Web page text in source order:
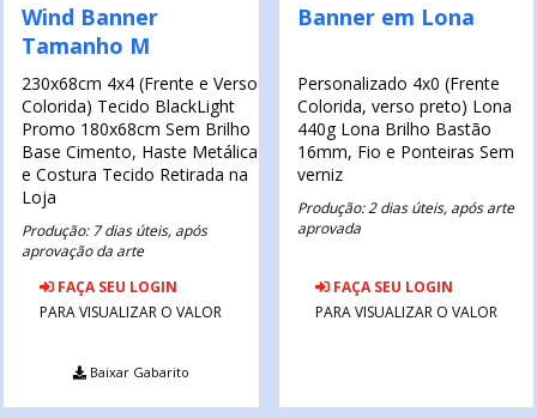
Wind Banner
Tamanho M
230x68cm 4x4 (Frente e Verso
Colorida) Tecido BlackLight
Promo 180x68cm Sem Brilho
Base Cimento, Haste Metálica
e Costura Tecido Retirada na
Loja
Produção: 7 dias úteis, após
aprovação da arte
FAÇA SEU LOGIN
PARA VISUALIZAR O VALOR
Baixar Gabarito
Banner em Lona
Personalizado 4x0 (Frente
Colorida, verso preto) Lona
440g Lona Brilho Bastão
16mm, Fio e Ponteiras Sem
verniz
Produção: 2 dias úteis, após arte
aprovada
FAÇA SEU LOGIN
PARA VISUALIZAR O VALOR